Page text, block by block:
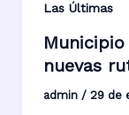
Las Últimas
nuevas
admin / 29 de